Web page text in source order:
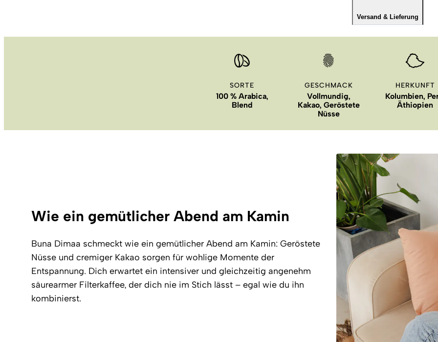
Versand & Lieferung
SORTE
100 % Arabica,
Blend
GESCHMACK
Vollmundig,
Kakao, Geröstete
Nüsse
HERKUNFT
Kolumbien,
Äthiopien
Wie ein gemütlicher Abend am Kamin
Buna Dimaa schmeckt wie ein gemütlicher Abend am Kamin: Geröstete
Nüsse und cremiger Kakao sorgen für wohlige Momente der
Entspannung. Dich erwartet ein intensiver und gleichzeitig angenehm
säurearmer Filterkaffee, der dich nie im Stich lässt – egal wie du ihn
kombinierst.